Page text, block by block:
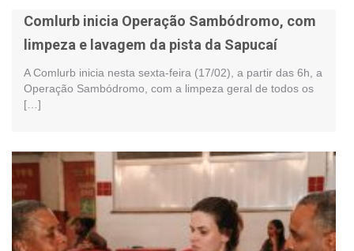
Comlurb inicia Operação Sambódromo, com
limpeza e lavagem da pista da Sapucaí
A Comlurb inicia nesta sexta-feira (17/02), a partir das 6h, a
Operação Sambódromo, com a limpeza geral de todos os
[…]